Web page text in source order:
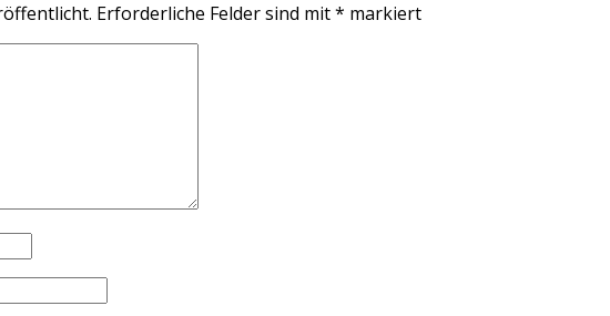
Erforderliche Felder sind mit* markiert